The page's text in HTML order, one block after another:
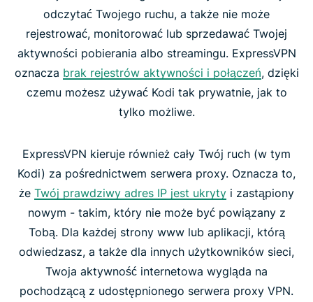
odczytać Twojego ruchu, a także nie może
rejestrować, monitorować lub sprzedawać Twojej
aktywności pobierania albo streamingu. ExpressVPN
oznacza brak rejestrów aktywności i połączeń, dzięki
czemu możesz używać Kodi tak prywatnie, jak to
tylko możliwe.
ExpressVPN kieruje również cały Twój ruch (w tym
Kodi) za pośrednictwem serwera proxy. Oznacza to,
że Twój prawdziwy adres IP jest ukryty i zastąpiony
nowym - takim, który nie może być powiązany z
Tobą. Dla każdej strony www lub aplikacji, którą
odwiedzasz, a także dla innych użytkowników sieci,
Twoja aktywność internetowa wygląda na
pochodzącą z udostępnionego serwera proxy VPN.